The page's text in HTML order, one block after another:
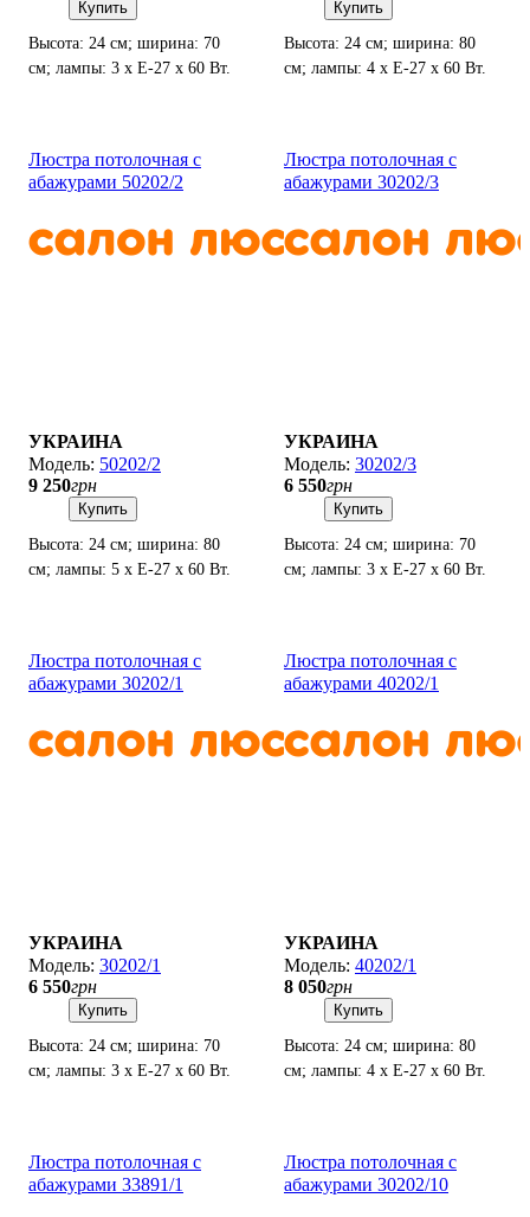
Купить
Высота: 24 см; ширина: 70
см; лампы: 3 х Е-27 х 60 Вт.
Купить
Высота: 24 см; ширина: 80
см; лампы: 4 х Е-27 х 60 Вт.
Люстра потолочная с
абажурами 50202/2
УКРАИНА
50202/2
9 250грн
Купить
Высота: 24 см; ширина: 80
см; лампы: 5 х Е-27 х 60 Вт.
Люстра потолочная с
абажурами 30202/3
УКРАИНА
30202/3
6 550грн
Купить
Высота: 24 см; ширина: 70
см; лампы: 3 х Е-27 х 60 Вт.
Люстра потолочная с
абажурами 30202/1
УКРАИНА
30202/1
6 550грн
Купить
Высота: 24 см; ширина: 70
см; лампы: 3 х Е-27 х 60 Вт.
Люстра потолочная с
абажурами 40202/1
УКРАИНА
40202/1
8 050грн
Купить
Высота: 24 см; ширина: 80
см; лампы: 4 х Е-27 х 60 Вт.
Люстра потолочная с
абажурами 33891/1
Люстра потолочная с
абажурами 30202/10